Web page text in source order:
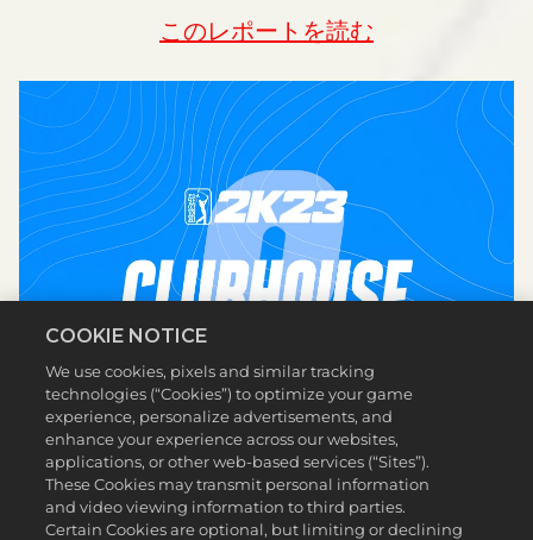
このレポートを読む
COOKIE NOTICE
We use cookies, pixels and similar tracking
technologies (“Cookies”) to optimize your game
experience, personalize advertisements, and
enhance your experience across our websites,
applications, or other web-based services (“Sites”).
These Cookies may transmit personal information
and video viewing information to third parties.
Certain Cookies are optional, but limiting or declining